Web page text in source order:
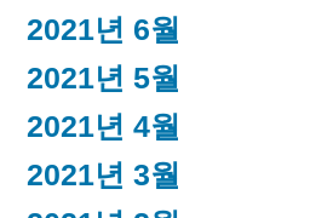
2021년 6월
2021년 5월
2021년 4월
2021년 3월